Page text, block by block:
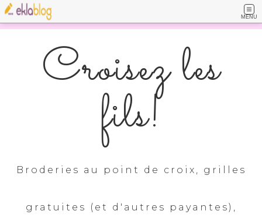
MENU
Croisez les
fils!
Broderies au point de croix, grilles
gratuites (et d'autres payantes),